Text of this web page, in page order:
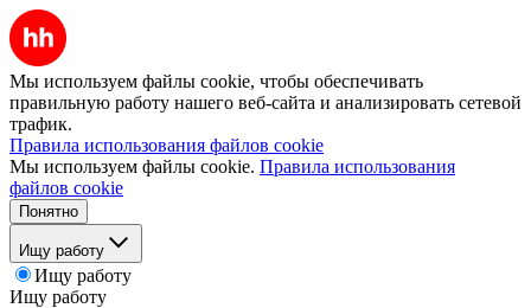
Мы используем файлы cookie, чтобы обеспечивать
правильную работу нашего веб-сайта и анализировать сетевой
трафик.
Правила использования файлов cookie
Мы используем файлы cookie. Правила использования
файлов cookie
Понятно
Ищу работу
Ищу работу
Ищу работу